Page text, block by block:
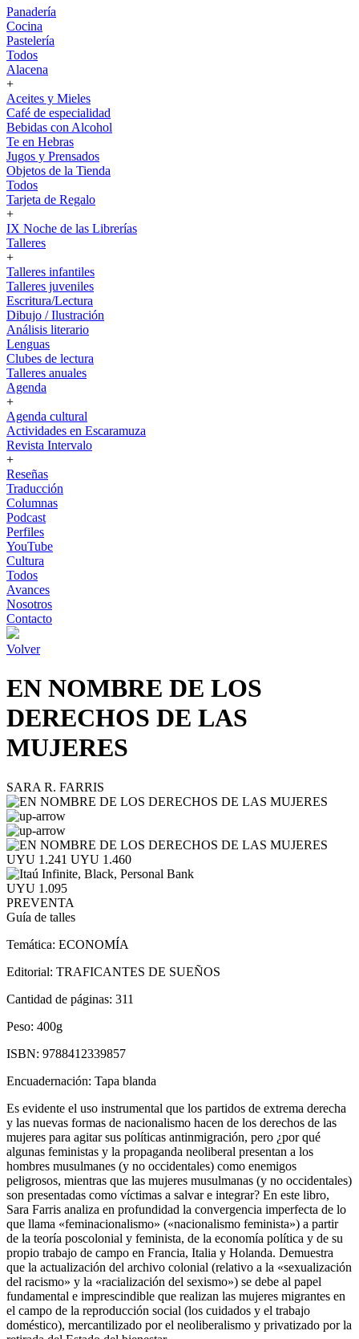
Panadería
Cocina
Pastelería
Todos
Alacena
+
Aceites y Mieles
Café de especialidad
Bebidas con Alcohol
Te en Hebras
Jugos y Prensados
Objetos de la Tienda
Todos
Tarjeta de Regalo
+
IX Noche de las Librerías
Talleres
+
Talleres infantiles
Talleres juveniles
Escritura/Lectura
Dibujo / Ilustración
Análisis literario
Lenguas
Clubes de lectura
Talleres anuales
Agenda
+
Agenda cultural
Actividades en Escaramuza
Revista Intervalo
+
Reseñas
Traducción
Columnas
Podcast
Perfiles
YouTube
Cultura
Todos
Avances
Nosotros
Contacto
Volver
EN NOMBRE DE LOS
DERECHOS DE LAS
MUJERES
SARA R. FARRIS
UYU 1.241 UYU 1.460
UYU 1.095
PREVENTA
Guía de talles
Temática: ECONOMÍA
Editorial: TRAFICANTES DE SUEÑOS
Cantidad de páginas: 311
Peso: 400g
ISBN: 9788412339857
Encuadernación: Tapa blanda
Es evidente el uso instrumental que los partidos de extrema derecha
y las nuevas formas de nacionalismo hacen de los derechos de las
mujeres para agitar sus políticas antinmigración, pero ¿por qué
algunas feministas y la propaganda neoliberal presentan a los
hombres musulmanes (y no occidentales) como enemigos
peligrosos, mientras que las mujeres musulmanas (y no occidentales)
son presentadas como víctimas a salvar e integrar? En este libro,
Sara Farris analiza en profundidad la convergencia imperfecta de lo
que llama «feminacionalismo» («nacionalismo feminista») a partir
de la teoría poscolonial y feminista, de la economía política y de su
propio trabajo de campo en Francia, Italia y Holanda. Demuestra
que la actualización del archivo colonial (relativo a la «sexualización
del racismo» y la «racialización del sexismo») se debe al papel
fundamental e imprescindible que realizan las mujeres migrantes en
el campo de la reproducción social (los cuidados y el trabajo
doméstico), mercantilizado por el neoliberalismo y privatizado por la